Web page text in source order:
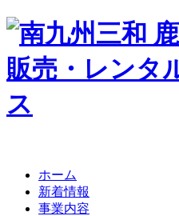
ホーム
新着情報
事業内容